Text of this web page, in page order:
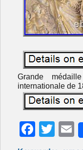
Grande
internationale de
F
T
E